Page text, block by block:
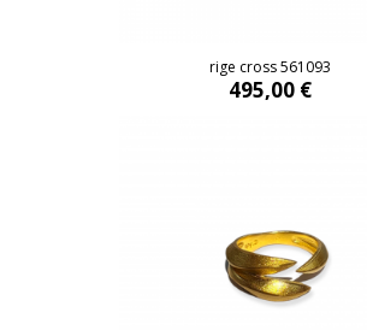
rige cross 561093
495,00 €
golden Dune ring 56010103
760,00 €